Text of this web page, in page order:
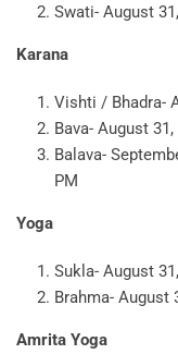
Swati- August
Karana
Vishti / Bhadra-
Bava- August
Balava-
PM
Yoga
Sukla- August
Brahma- August
Amrita Yoga